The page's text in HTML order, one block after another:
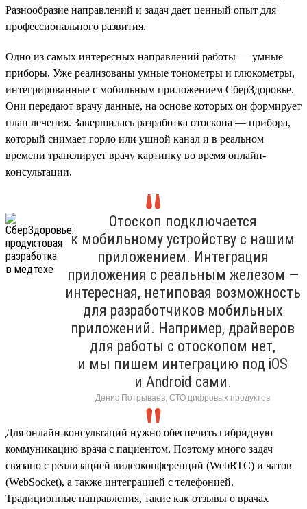
Разнообразие направлений и задач дает ценный опыт для
профессионального развития.
Одно из самых интересных направлений работы — умные
приборы. Уже реализованы умные тонометры и глюкометры,
интегрированные с мобильным приложением СберЗдоровье.
Они передают врачу данные, на основе которых он формирует
план лечения. Завершилась разработка отоскопа — прибора,
который снимает горло или ушной канал и в реальном
времени транслирует врачу картинку во время онлайн-
консультации.
Отоскоп подключается
к мобильному устройству с нашим
приложением. Интеграция
приложения с реальным железом —
интересная, нетиповая возможность
для разработчиков мобильных
приложений. Например, драйверов
для работы с отоскопом нет,
и мы пишем интеграцию под iOS
и Android сами.
Денис Потрываев, СТО цифровых продуктов
Для онлайн-консультаций нужно обеспечить гибридную
коммуникацию врача с пациентом. Поэтому много задач
связано с реализацией видеоконференций (WebRTC) и чатов
(WebSocket), а также интеграцией с телефонией.
Традиционные направления, такие как отзывы о врачах